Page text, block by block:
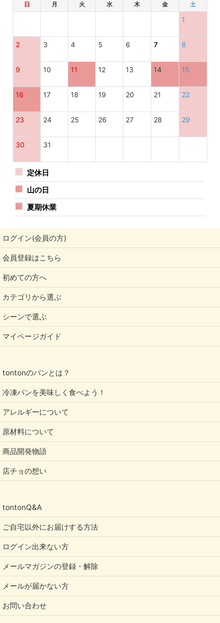
日 月 火 水 木 金 土
1
2 3 4 5 6 7 8
9 10 11 12 13 14 15
16 17 18 19 20 21 22
23 24 25 26 27 28 29
30 31
定休日
山の日
夏期休業
ログイン(会員の方)
会員登録はこちら
初めての方へ
カテゴリから選ぶ
シーンで選ぶ
マイページガイド
tontonのパンとは？
冷凍パンを美味しく食べよう！
アレルギーについて
原材料について
商品開発物語
店チョの想い
tontonQ&A
ご自宅以外にお届けする方法
ログイン出来ない方
メールマガジンの登録・解除
メールが届かない方
お問い合わせ